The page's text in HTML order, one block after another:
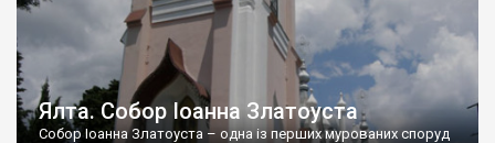
Ялта. Собор Іоанна Златоуста
Собор Іоанна Златоуста – одна із перших мурованих споруд